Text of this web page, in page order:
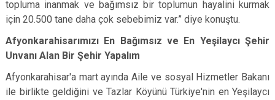
topluma inanmak ve bağımsız bir toplumun hayalini kurmak
için 20.500 tane daha çok sebebimiz var.” diye konuştu.
Afyonkarahisarımızı En Bağımsız ve En Yeşilaycı Şehir
Unvanı Alan Bir Şehir Yapalım
Afyonkarahisar'a mart ayında Aile ve sosyal Hizmetler Bakanı
ile birlikte geldiğini ve Tazlar Köyünü Türkiye'nin en Yeşilaycı